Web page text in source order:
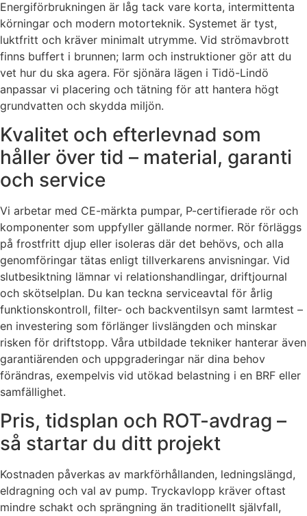
Energiförbrukningen är låg tack vare korta, intermittenta
körningar och modern motorteknik. Systemet är tyst,
luktfritt och kräver minimalt utrymme. Vid strömavbrott
finns buffert i brunnen; larm och instruktioner gör att du
vet hur du ska agera. För sjönära lägen i Tidö-Lindö
anpassar vi placering och tätning för att hantera högt
grundvatten och skydda miljön.
Kvalitet och efterlevnad som
håller över tid – material, garanti
och service
Vi arbetar med CE-märkta pumpar, P-certifierade rör och
komponenter som uppfyller gällande normer. Rör förläggs
på frostfritt djup eller isoleras där det behövs, och alla
genomföringar tätas enligt tillverkarens anvisningar. Vid
slutbesiktning lämnar vi relationshandlingar, driftjournal
och skötselplan. Du kan teckna serviceavtal för årlig
funktionskontroll, filter- och backventilsyn samt larmtest –
en investering som förlänger livslängden och minskar
risken för driftstopp. Våra utbildade tekniker hanterar även
garantiärenden och uppgraderingar när dina behov
förändras, exempelvis vid utökad belastning i en BRF eller
samfällighet.
Pris, tidsplan och ROT-avdrag –
så startar du ditt projekt
Kostnaden påverkas av markförhållanden, ledningslängd,
eldragning och val av pump. Tryckavlopp kräver oftast
mindre schakt och sprängning än traditionellt självfall,